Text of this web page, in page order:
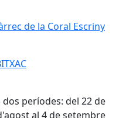
de la Coral Escriny
períodes: del 22 de
al 4 de setembre